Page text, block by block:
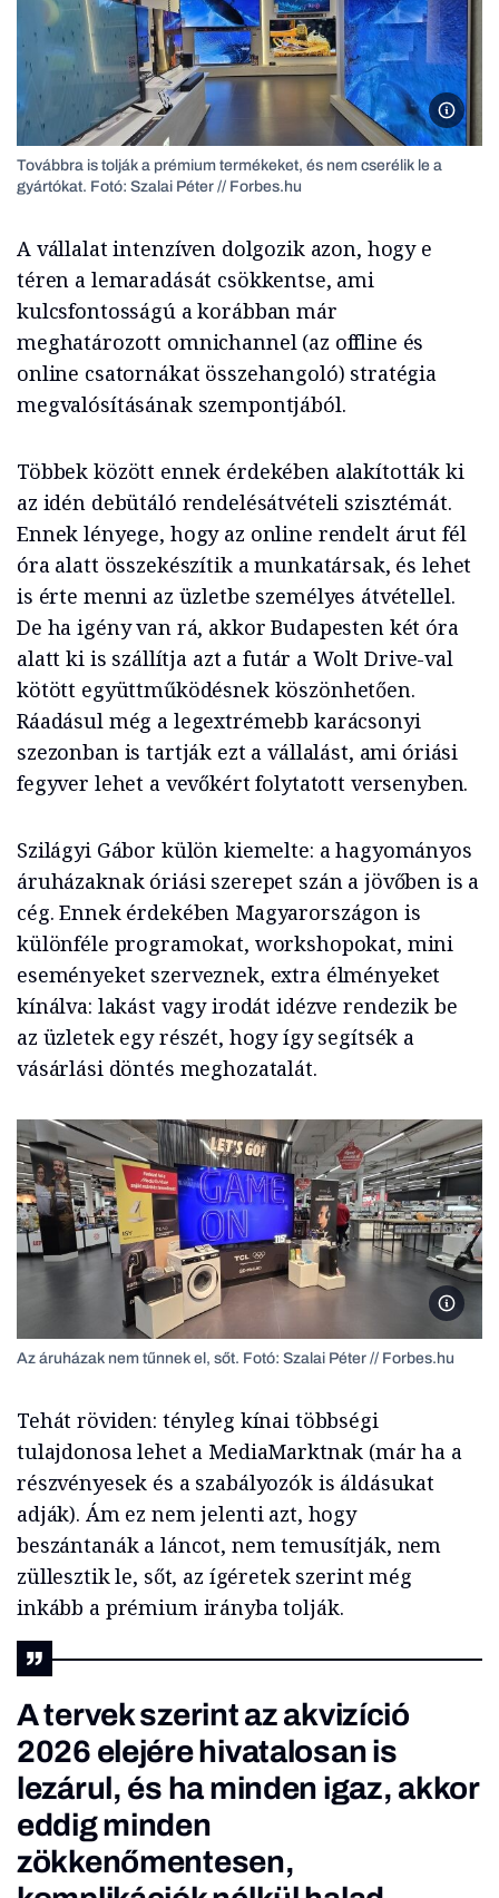
Szalai
Továbbra is tolják a prémium termékeket, és nem cserélik le a
gyártókat. Fotó: Szalai Péter // Forbes.hu
A vállalat intenzíven dolgozik azon, hogy e
téren a lemaradását csökkentse, ami
kulcsfontosságú a korábban már
meghatározott omnichannel (az offline és
online csatornákat összehangoló) stratégia
megvalósításának szempontjából.
Többek között ennek érdekében alakították ki
az idén debütáló rendelésátvételi szisztémát.
Ennek lényege, hogy az online rendelt árut fél
óra alatt összekészítik a munkatársak, és lehet
is érte menni az üzletbe személyes átvétellel.
De ha igény van rá, akkor Budapesten két óra
alatt ki is szállítja azt a futár a Wolt Drive-val
kötött együttműködésnek köszönhetően.
Ráadásul még a legextrémebb karácsonyi
szezonban is tartják ezt a vállalást, ami óriási
fegyver lehet a vevőkért folytatott versenyben.
Szilágyi Gábor külön kiemelte: a hagyományos
áruházaknak óriási szerepet szán a jövőben is a
cég. Ennek érdekében Magyarországon is
különféle programokat, workshopokat, mini
eseményeket szerveznek, extra élményeket
kínálva: lakást vagy irodát idézve rendezik be
az üzletek egy részét, hogy így segítsék a
vásárlási döntés meghozatalát.
Az
Az áruházak nem tűnnek el, sőt. Fotó: Szalai Péter // Forbes.hu
Tehát röviden: tényleg kínai többségi
tulajdonosa lehet a MediaMarktnak (már ha a
részvényesek és a szabályozók is áldásukat
adják). Ám ez nem jelenti azt, hogy
beszántanák a láncot, nem temusítják, nem
züllesztik le, sőt, az ígéretek szerint még
inkább a prémium irányba tolják.
A tervek szerint az akvizíció
2026 elejére hivatalosan is
lezárul, és ha minden igaz, akkor
eddig minden
zökkenőmentesen,